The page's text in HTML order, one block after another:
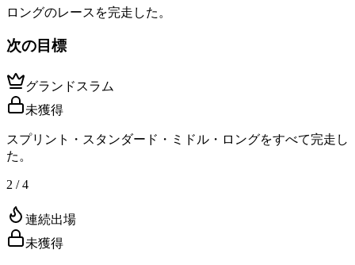
ロングのレースを完走した。
次の目標
グランドスラム
未獲得
スプリント・スタンダード・ミドル・ロングをすべて完走し
た。
2 / 4
連続出場
未獲得